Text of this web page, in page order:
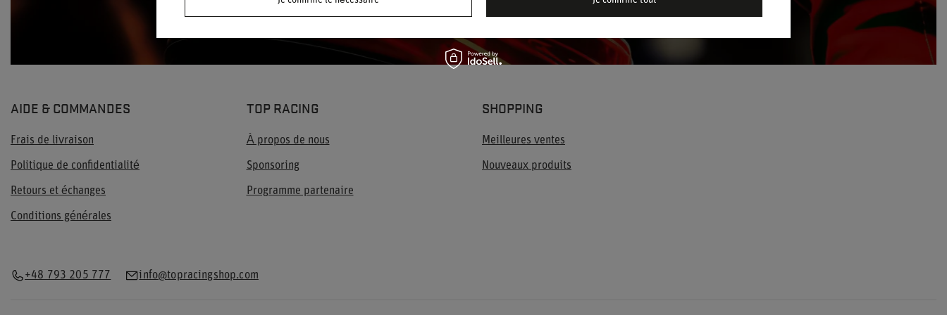
AIDE & COMMANDES
Frais de livraison
Politique de confidentialité
Retours et échanges
Conditions générales
TOP RACING
À propos de nous
Sponsoring
Programme partenaire
SHOPPING
Meilleures ventes
Nouveaux produits
+48 793 205 777 info@topracingshop.com